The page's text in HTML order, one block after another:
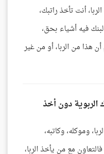
أنت تأخذ راتبك،
فيه أشياء بحق،
هذا من الربا، أو من غير
دون أخذ
وموكله، وكاتبه،
مع من يأخذ الربا،